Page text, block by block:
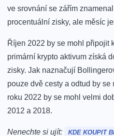
ve srovnání se zářím
procentuální zisky, ale měsíc
Říjen 2022 by se mohl připojit
primární krypto aktivum získá
zisky. Jak naznačují
pouze dvě cesty a odtud by
roku 2022 by se mohl velmi
2012 a 2018.
Nenechte si ujít: KDE KOUPIT